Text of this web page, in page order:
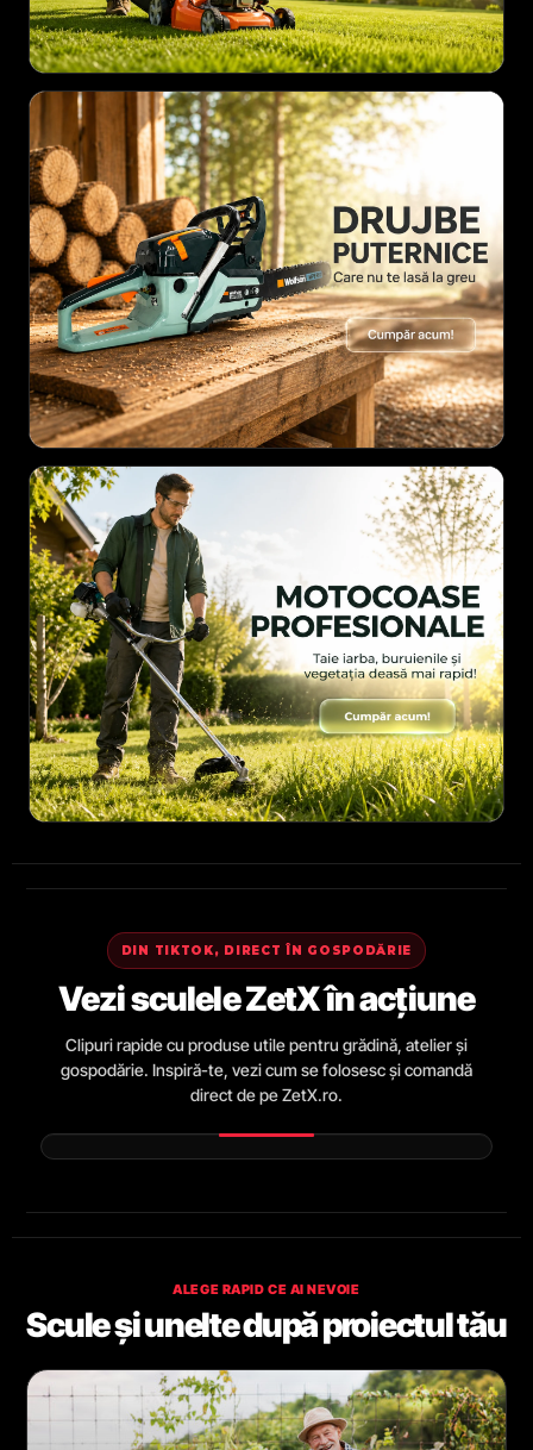
DIN TIKTOK, DIRECT ÎN GOSPODĂRIE
Vezi sculele ZetX în acțiune
Clipuri rapide cu produse utile pentru grădină, atelier și
gospodărie. Inspiră-te, vezi cum se folosesc și comandă
direct de pe ZetX.ro.
ALEGE RAPID CE AI NEVOIE
Scule și unelte după proiectul tău